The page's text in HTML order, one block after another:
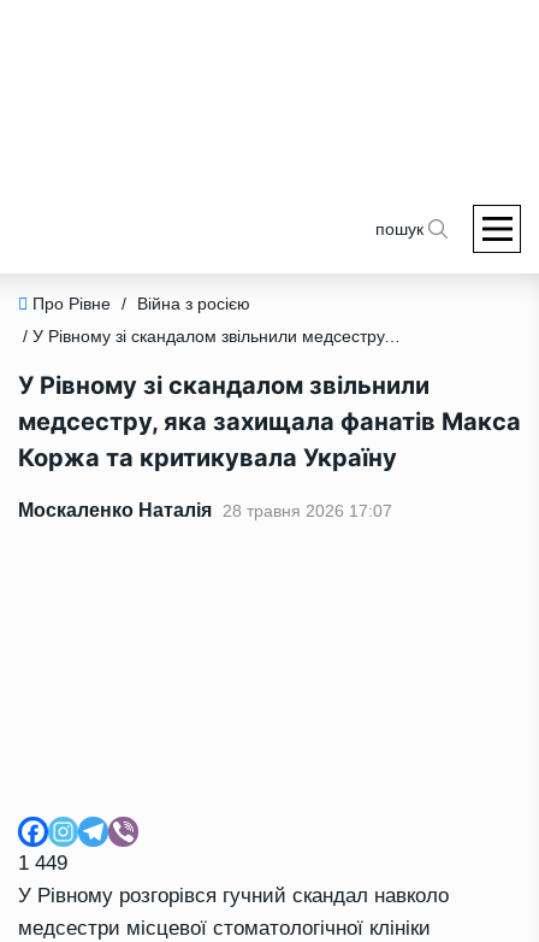
пошук
Про Рівне /
Війна з росією
/ У Рівному зі скандалом звільнили медсестру, яка захищала фанатів Макса Коржа та критикувала Україну
У Рівному зі скандалом звільнили
медсестру, яка захищала фанатів Макса
Коржа та критикувала Україну
Москаленко Наталія 28 травня 2026 17:07
1 449
У Рівному розгорівся гучний скандал навколо
медсестри місцевої стоматологічної клініки